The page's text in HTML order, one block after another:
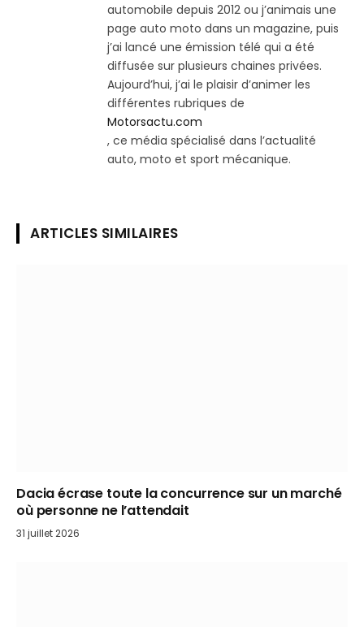
automobile depuis 2012 ou j’animais une
page auto moto dans un magazine, puis
j’ai lancé une émission télé qui a été
diffusée sur plusieurs chaines privées.
Aujourd’hui, j’ai le plaisir d’animer les
différentes rubriques de
Motorsactu.com
, ce média spécialisé dans l’actualité
auto, moto et sport mécanique.
ARTICLES SIMILAIRES
Dacia écrase toute la concurrence sur un marché
où personne ne l’attendait
31 juillet 2026